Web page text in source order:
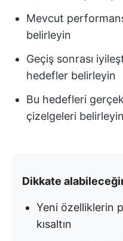
Mevcut
belirleyin
Geçiş sonrası
hedefler belirleyin
Bu hedefleri
çizelgeleri belirleyin
Dikkate
Yeni özelliklerin
kısaltın